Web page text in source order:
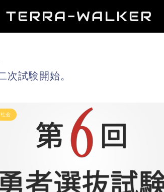
TERRA-WALKER
次試験開始。
社会